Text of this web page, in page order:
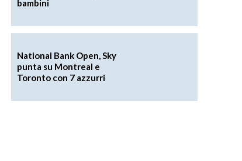
bambini
National Bank Open, Sky
punta su Montreal e
Toronto con 7 azzurri